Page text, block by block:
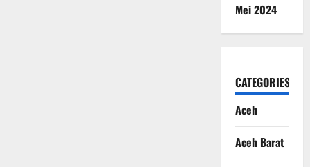
Mei 2024
CATEGORIES
Aceh
Aceh Barat